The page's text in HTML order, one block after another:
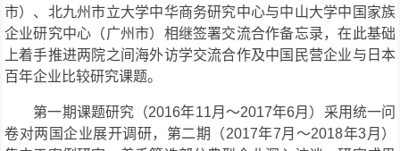
市）、北九州市立大学中华商务研究中心与中山大学中国家族
企业研究中心（广州市）相继签署交流合作备忘录，在此基础
上着手推进两院之间海外访学交流合作及中国民营企业与日本
百年企业比较研究课题。
第一期课题研究（2016年11月〜2017年6月）采用统一问
卷对两国企业展开调研，第二期（2017年7月〜2018年3月）